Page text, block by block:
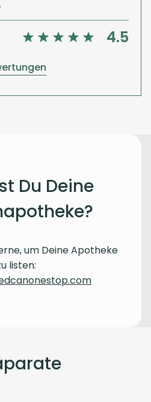
4.5
Du Deine
um Deine Apotheke
listen: